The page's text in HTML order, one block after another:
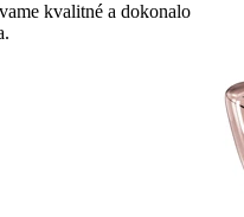
kvalitné a dokonalo